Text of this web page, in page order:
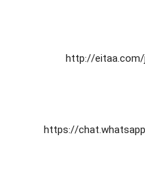
http://
https://